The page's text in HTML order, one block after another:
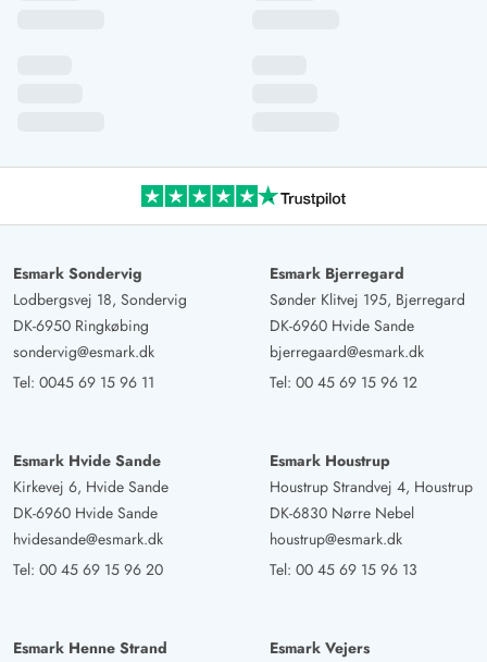
Esmark Sondervig
Lodbergsvej 18, Sondervig
DK-6950 Ringkøbing
sondervig@esmark.dk
Tel: 0045 69 15 96 11
Esmark Bjerregard
Sønder Klitvej 195, Bjerregard
DK-6960 Hvide Sande
bjerregaard@esmark.dk
Tel: 00 45 69 15 96 12
Esmark Hvide Sande
Kirkevej 6, Hvide Sande
DK-6960 Hvide Sande
hvidesande@esmark.dk
Tel: 00 45 69 15 96 20
Esmark Houstrup
Houstrup Strandvej 4, Houstrup
DK-6830 Nørre Nebel
houstrup@esmark.dk
Tel: 00 45 69 15 96 13
Esmark Henne Strand
Esmark Vejers